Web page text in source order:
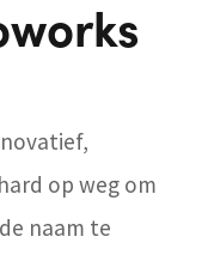
op weg om
naam te